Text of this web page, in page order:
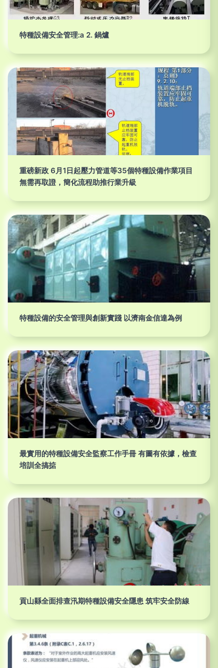
特種設備安全管理:a 2. 鍋爐
重磅新政 6月1日起壓力管道等35個特種設備作業項目
無需再取證，簡化流程助推行業升級
特種設備的安全管理與創新實踐 以濟南金信達為例
最實用的特種設備安全監察工作手冊 有圖有依據，檢查
培訓全搞掂
貢山縣全面排查汛期特種設備安全隱患 筑牢安全防線